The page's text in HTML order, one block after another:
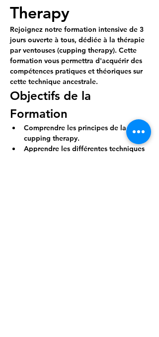
Therapy
Rejoignez notre formation intensive de 3
jours ouverte à tous, dédiée à la thérapie
par ventouses (cupping therapy). Cette
formation vous permettra d'acquérir des
compétences pratiques et théoriques sur
cette technique ancestrale.
Objectifs de la
Formation
Comprendre les principes de la
cupping therapy.
Apprendre les différentes techniques